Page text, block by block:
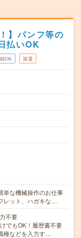
】パンフ等の
払いOK
OK 派遣
単な機械操作のお仕事
レット、ハガキな…
不要
でもOK！履歴書不要
種などを入力す…